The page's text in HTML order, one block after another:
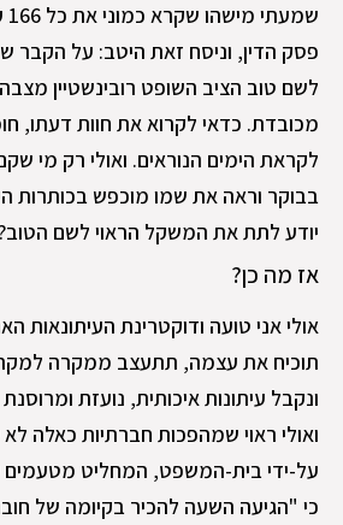
פסק הדין, וניסח זאת היטב: על הקבר
לשם טוב הציב השופט רובינשטיין מצבה
מכובדת. כדאי לקרוא את חוות דעתו,
לקראת הימים הנוראים. ואולי רק מי
בבוקר וראה את שמו מוכפש בכותרות
יודע לתת את המשקל הראוי לשם
אז מה כן?
אולי אני טועה ודוקטרינת העיתונאות
תוכיח את עצמה, תתעצב ממקרה
ונקבל עיתונות איכותית, נועזת
ואולי ראוי שמהפכות חברתיות כאלה לא
על-ידי בית-המשפט, המחליט מטעמים
כי "הגיעה השעה להכיר בקיומה של